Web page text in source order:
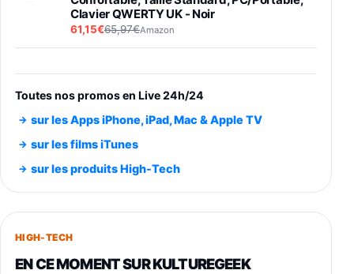
Clavier QWERTY UK - Noir
61,15€65,97€Amazon
entraénement direct 3 vitesses (33-45-78
trs/min) avec pre-ampli intégré et port USB
Smartphone SAMSUNG Galaxy S26 Ultra
891,99€1199€Fnac (Vendeur Tiers)
Smartphone SAMSUNG Galaxy S26+ Violet
749,99€
Toutes nos promos en Live 24h/24
sur les Apps iPhone, iPad, Mac & Apple TV
sur les films iTunes
sur les produits High-Tech
HIGH-TECH
EN CE MOMENT SUR KULTUREGEEK